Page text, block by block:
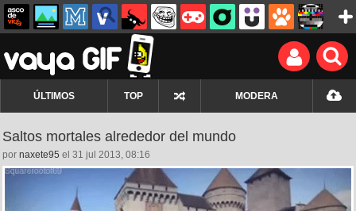
ÚLTIMOS TOP MODERA
Saltos mortales alrededor del mundo
por naxete95 el 31 jul 2013, 08:16